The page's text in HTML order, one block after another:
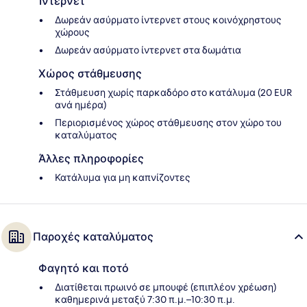
Δωρεάν ασύρματο ίντερνετ στους κοινόχρηστους
χώρους
Δωρεάν ασύρματο ίντερνετ στα δωμάτια
Χώρος στάθμευσης
Στάθμευση χωρίς παρκαδόρο στο κατάλυμα (20 EUR
ανά ημέρα)
Περιορισμένος χώρος στάθμευσης στον χώρο του
καταλύματος
Άλλες πληροφορίες
Κατάλυμα για μη καπνίζοντες
Παροχές καταλύματος
Φαγητό και ποτό
Διατίθεται πρωινό σε μπουφέ (επιπλέον χρέωση)
καθημερινά μεταξύ 7:30 π.μ.–10:30 π.μ.